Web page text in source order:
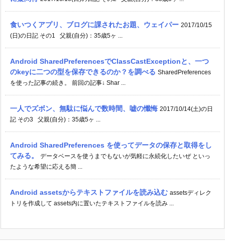
食いつくアプリ、ブログに課されたお題、ウェイパー 2017/10/15
(日)の日記 その1 父親(自分)：35歳5ヶ ...
Android SharedPreferencesでClassCastExceptionと、一つ
のkeyに二つの型を保存できるのか？を調べる SharedPreferences
を使った記事の続き。 前回の記事↓ Shar ...
一人でズボン、無駄に悩んで数時間、嘘の懺悔 2017/10/14(土)の日
記 その3 父親(自分)：35歳5ヶ ...
Android SharedPreferences を使ってデータの保存と取得をし
てみる。
データベースを使うまでもないが気軽に永続化したいぜ といっ
たような希望に応える簡 ...
Android assetsからテキストファイルを読み込む assetsディレク
トリを作成して assets内に置いたテキストファイルを読み ...